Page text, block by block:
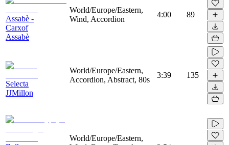
Assabè -
Carxof
Assabè
World/Europe/Eastern,
Wind, Accordion
4:00 89
Selecta
JJMillon
World/Europe/Eastern,
Accordion, Abstract, 80s
3:39 135
World/Europe/Eastern,